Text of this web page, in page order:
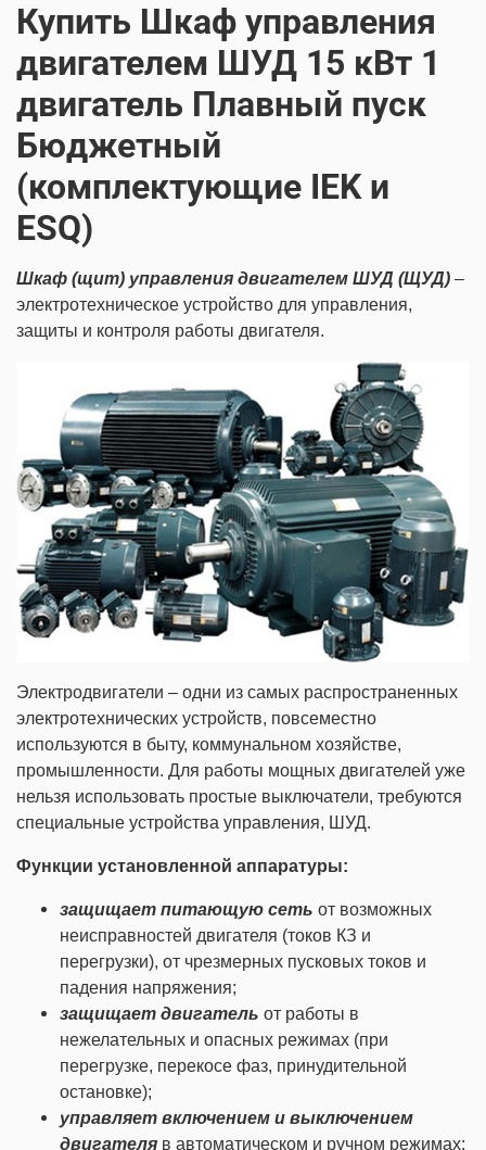
Купить Шкаф управления
двигателем ШУД 15 кВт 1
двигатель Плавный пуск
Бюджетный
(комплектующие IEK и
ESQ)
Шкаф (щит) управления двигателем ШУД (ЩУД) –
электротехническое устройство для управления,
защиты и контроля работы двигателя.
Электродвигатели – одни из самых распространенных
электротехнических устройств, повсеместно
используются в быту, коммунальном хозяйстве,
промышленности. Для работы мощных двигателей уже
нельзя использовать простые выключатели, требуются
специальные устройства управления, ШУД.
Функции установленной аппаратуры:
защищает питающую сеть от возможных
неисправностей двигателя (токов КЗ и
перегрузки), от чрезмерных пусковых токов и
падения напряжения;
защищает двигатель от работы в
нежелательных и опасных режимах (при
перегрузке, перекосе фаз, принудительной
остановке);
управляет включением и выключением
двигателя в автоматическом и ручном режимах;